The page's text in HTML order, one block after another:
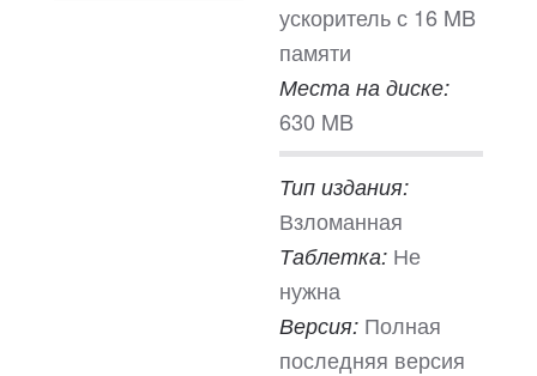
ускоритель с 16 MB
памяти
Места на диске:
630 MB
Тип издания:
Взломанная
Таблетка: Не
нужна
Версия: Полная
последняя версия